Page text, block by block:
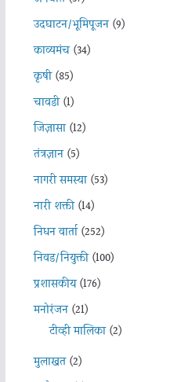
उदघाटन/भूमिपूजन(9)
काव्यमंच(34)
कृषी(85)
चावडी(1)
जिज्ञासा(12)
तंत्रज्ञान(5)
नागरी समस्या(53)
नारी शक्ती(14)
निधन वार्ता(252)
निवड/नियुक्ती(100)
प्रशासकीय(176)
मनोरंजन(21)
टीव्ही मालिका(2)
मुलाखत(2)